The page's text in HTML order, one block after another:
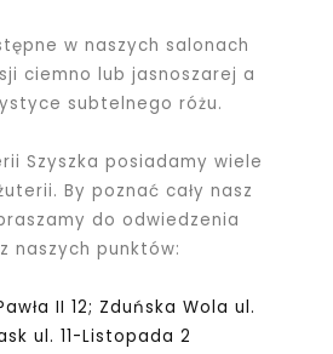
w naszych salonach
ciemno lub jasnoszarej a
subtelnego różu.
Szyszka posiadamy wiele
By poznać cały nasz
do odwiedzenia
naszych punktów:
II 12; Zduńska Wola ul.
ul. 11-Listopada 2